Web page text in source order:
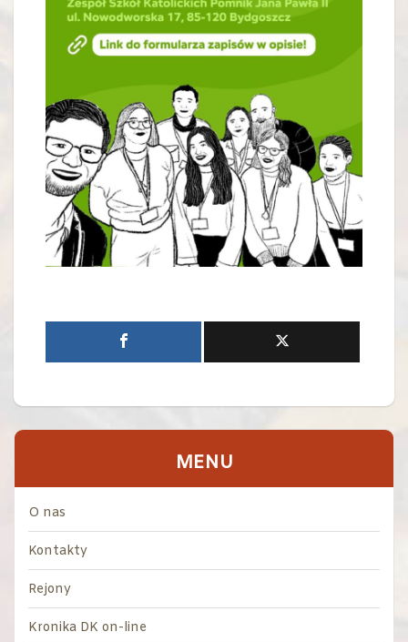
MENU
O nas
Kontakty
Rejony
Kronika DK on-line